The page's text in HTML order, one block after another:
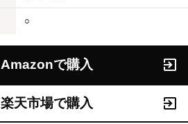
○
Amazonで購入
楽天市場で購入